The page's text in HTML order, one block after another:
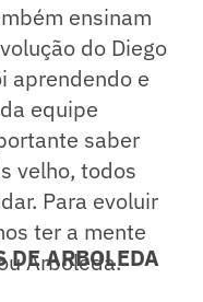
ensinam
do Diego
aprendendo e
equipe
saber
velho, todos
Para evoluir
ter a mente
Arboleda.
DE ARBOLEDA